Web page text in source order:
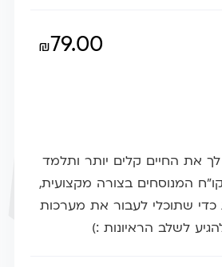
₪79.00
את החיים קלים יותר ותלמד
המנוסחים בצורה מקצועית,
כדי שתוכלי לעבור את מערכות
לשלב הראיונות :)